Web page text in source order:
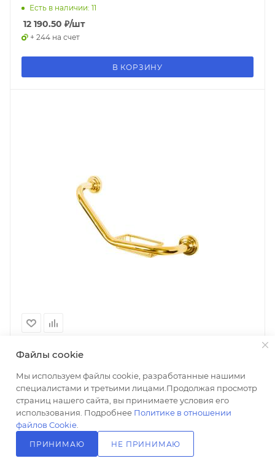
Есть в наличии: 11
12 190.50 ₽/шт
+ 244 на счет
В КОРЗИНУ
Есть в наличии: 7
22 993₽/шт
+ 460 на счет
В КОРЗИНУ
Файлы cookie
Мы используем файлы cookie, разработанные нашими
специалистами и третьими лицами.Продолжая просмотр
страниц нашего сайта, вы принимаете условия его
использования. Подробнее Политике в отношении
файлов Cookie
ПРИНИМАЮ НЕ ПРИНИМАЮ